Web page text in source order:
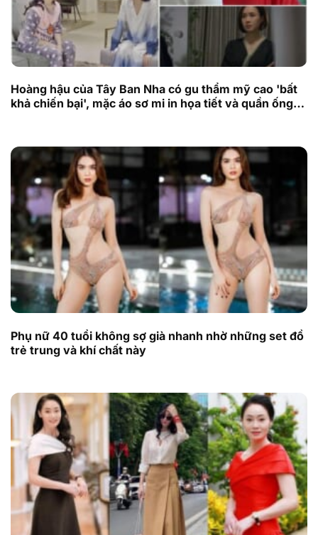
Hoàng hậu của Tây Ban Nha có gu thẩm mỹ cao 'bất
khả chiến bại', mặc áo sơ mi in họa tiết và quần ống
Phụ nữ 40 tuổi không sợ già nhanh nhờ những set đồ
trẻ trung và khí chất này